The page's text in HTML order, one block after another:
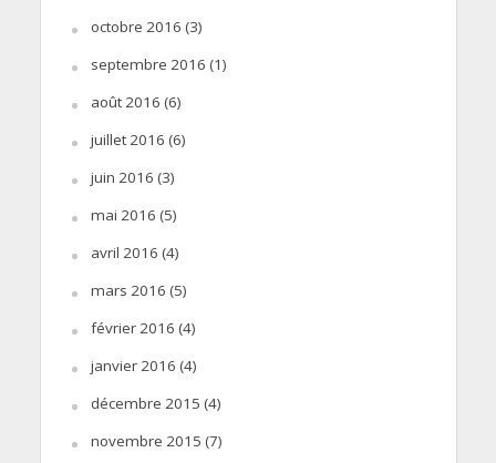
octobre 2016 (3)
septembre 2016 (1)
août 2016 (6)
juillet 2016 (6)
juin 2016 (3)
mai 2016 (5)
avril 2016 (4)
mars 2016 (5)
février 2016 (4)
janvier 2016 (4)
décembre 2015 (4)
novembre 2015 (7)